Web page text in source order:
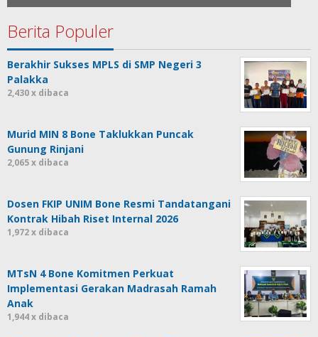
Berita Populer
Berakhir Sukses MPLS di SMP Negeri 3
Palakka
2,430 x dibaca
Murid MIN 8 Bone Taklukkan Puncak
Gunung Rinjani
2,065 x dibaca
Dosen FKIP UNIM Bone Resmi Tandatangani
Kontrak Hibah Riset Internal 2026
1,972 x dibaca
MTsN 4 Bone Komitmen Perkuat
Implementasi Gerakan Madrasah Ramah
Anak
1,944 x dibaca